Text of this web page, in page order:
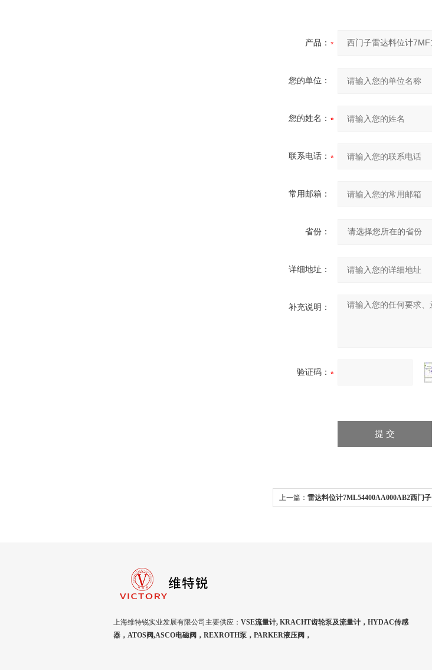
产品：
您的单位：
您的姓名：
联系电话：
常用邮箱：
省份：
详细地址：
补充说明：
验证码：
上一篇： 雷达料位计7ML54400AA000AB2西门子
上海维特锐实业发展有限公司主要供应： VSE流量计, KRACHT齿轮泵及流量计，HYDAC传感
器，ATOS阀,ASCO电磁阀，REXROTH泵，PARKER液压阀，